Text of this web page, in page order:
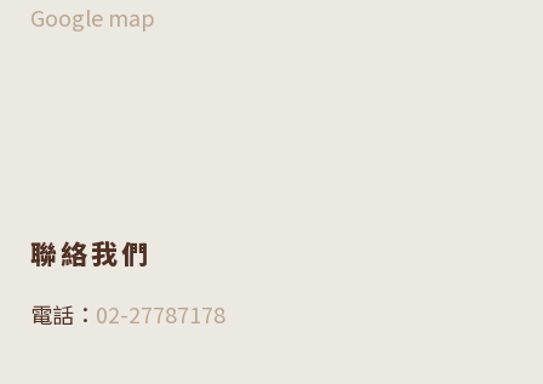
Google map
聯絡我們
電話： 02-27787178